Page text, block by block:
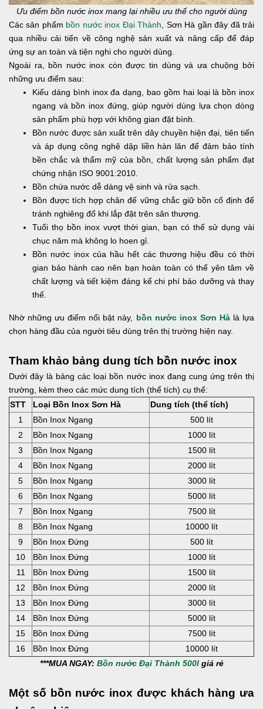
Ưu điểm bồn nước inox mang lại nhiều ưu thế cho người dùng
Các sản phẩm bồn nước inox Đại Thành , Sơn Hà gần đây đã trải
qua nhiều cải tiến về công nghệ sản xuất và nâng cấp để đáp
ứng sự an toàn và tiện nghi cho người dùng.
Ngoài ra, bồn nước inox còn được tin dùng và ưa chuộng bởi
những ưu điểm sau:
Kiểu dáng bình inox đa dạng, bao gồm hai loại là bồn inox
ngang và bồn inox đứng, giúp người dùng lựa chọn dòng
sản phẩm phù hợp với không gian đặt bình.
Bồn nước được sản xuất trên dây chuyền hiện đại, tiên tiến
và áp dụng công nghệ dập liền hàn lăn để đảm bảo tính
bền chắc và thẩm mỹ của bồn, chất lượng sản phẩm đạt
chứng nhận ISO 9001:2010.
Bồn chứa nước dễ dàng vệ sinh và rửa sạch.
Bồn được tích hợp chân đế vững chắc giữ bồn cố định để
tránh nghiêng đổ khi lắp đặt trên sân thượng.
Tuổi thọ bồn inox vượt thời gian, bạn có thể sử dụng vài
chục năm mà không lo hoen gỉ.
Bồn nước inox của hầu hết các thương hiệu đều có thời
gian bảo hành cao nên bạn hoàn toàn có thể yên tâm về
chất lượng và tiết kiệm đáng kể chi phí bảo dưỡng và thay
thế.
Nhờ những ưu điểm nổi bật này, bồn nước inox Sơn Hàlà lựa
chọn hàng đầu của người tiêu dùng trên thị trường hiện nay.
Tham khảo bảng dung tích bồn nước inox
Dưới đây là bảng các loại bồn nước inox đang cung ứng trên thị
trường, kèm theo các mức dung tích (thể tích) cụ thể:
STT
Loại Bồn Inox Sơn Hà
Dung tích (thể tích)
1
Bồn Inox Ngang
500 lít
2
Bồn Inox Ngang
1000 lít
3
Bồn Inox Ngang
1500 lít
4
Bồn Inox Ngang
2000 lít
5
Bồn Inox Ngang
3000 lít
6
Bồn Inox Ngang
5000 lít
7
Bồn Inox Ngang
7500 lít
8
Bồn Inox Ngang
10000 lít
9
Bồn Inox Đứng
500 lít
10
Bồn Inox Đứng
1000 lít
11
Bồn Inox Đứng
1500 lít
12
Bồn Inox Đứng
2000 lít
13
Bồn Inox Đứng
3000 lít
14
Bồn Inox Đứng
5000 lít
15
Bồn Inox Đứng
7500 lít
16
Bồn Inox Đứng
10000 lít
***MUA NGAY: Bồn nước Đại Thành 500l giá rẻ
Một số bồn nước inox được khách hàng ưa